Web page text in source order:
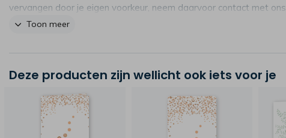
vervangen door je eigen voorkeur, neem daarvoor contact met ons
op. Toon meer
Deze producten zijn wellicht ook iets voor je